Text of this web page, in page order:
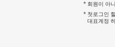
회원이 아
첫로그인
대표계정